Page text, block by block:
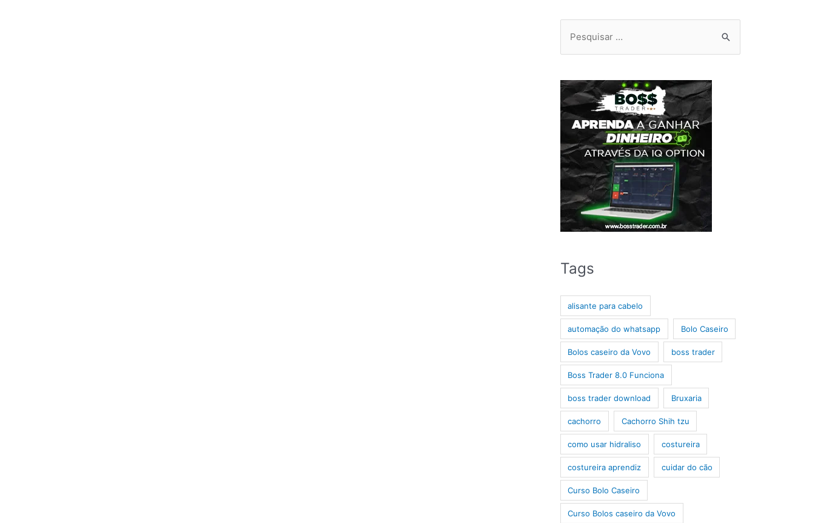
Pesquisar
por:
Tags
alisante para cabelo
automação do whatsapp Bolo Caseiro
Bolos caseiro da Vovo boss trader
Boss Trader 8.0 Funciona
boss trader download Bruxaria
cachorro Cachorro Shih tzu
como usar hidraliso costureira
costureira aprendiz cuidar do cão
Curso Bolo Caseiro
Curso Bolos caseiro da Vovo